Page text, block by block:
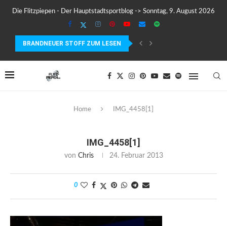
Die Flitzpiepen - Der Hauptstadtsportblog -> Sonntag, 9. August 2026
BRANDNEUER STOFF ZUM LESEN
COROS PACE 4 IM TEST – LEICHT, SCHNELL...
Home IMG_4458[1]
IMG_4458[1]
von Chris 24. Februar 2013
0